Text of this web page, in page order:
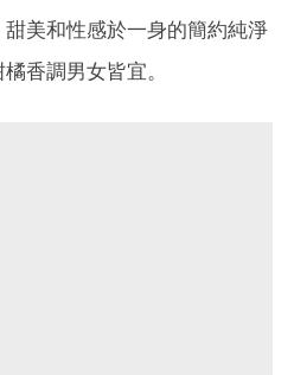
美和性感於一身的簡約純淨
香調男女皆宜。